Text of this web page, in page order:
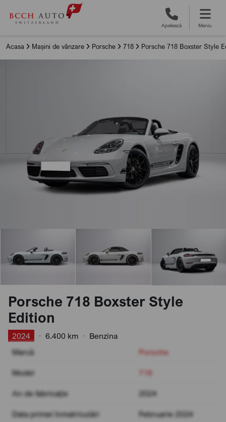
Apelează Meniu
Acasa Mașini de vânzare Porsche 718 Porsche 718 Boxster Style
Porsche 718 Boxster Style
Edition
2024 6.400 km
Benzina
Marcă
Porsche
Model 718
An de fabricație 2024
Data primei înmatriculări Februarie 2024